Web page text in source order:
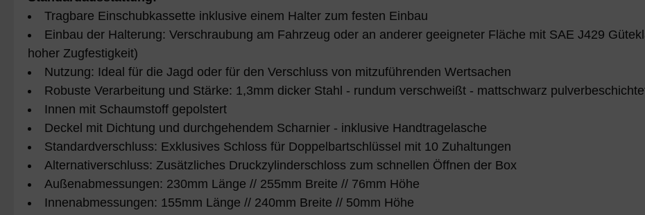
Tragbare Einschubkassette inklusive einem Halter zum festen Einbau
Einbau der Halterung: Verschraubung am Fahrzeug oder an anderer geeigneter Fläche mit SAE J429
hoher Zugfestigkeit)
Nutzung: Ideal für die Jagd oder für den Verschluss von mitzuführenden Wertsachen
Robuste Verarbeitung und Stärke: 1,3mm dicker Stahl - rundum verschweißt - mattschwarz
Innen mit Schaumstoff gepolstert
Deckel mit Dichtung und durchgehendem Scharnier - inklusive Handtragelasche
Standardverschluss: Exklusives Schloss für Doppelbartschlüssel mit 10 Zuhaltungen
Alternativerschluss: Zusätzliches Druckzylinderschloss zum schnellen Öffnen der Box
Außenabmessungen: 230mm Länge // 255mm Breite // 76mm Höhe
Innenabmessungen: 155mm Länge // 240mm Breite // 50mm Höhe